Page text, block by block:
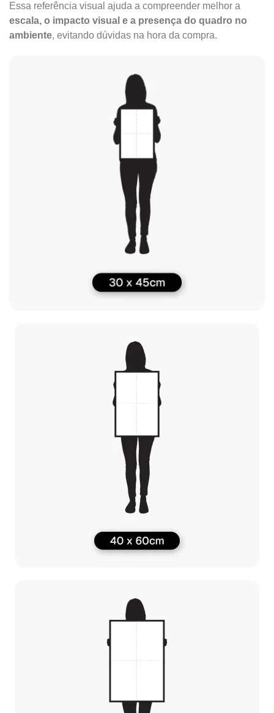
Essa referência visual ajuda a compreender melhor a
escala, o impacto visual e a presença do quadro no
ambiente, evitando dúvidas na hora da compra.